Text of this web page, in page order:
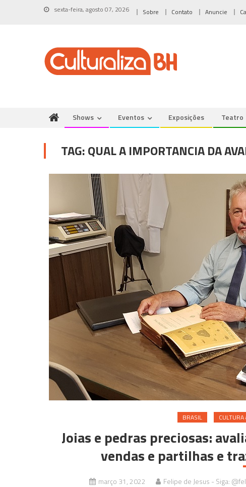
sexta-feira, agosto 07, 2026 Sobre Contato Anuncie
Shows Eventos Exposições Teatro
TAG:QUAL A IMPORTANCIA DA
BRASIL
Joias e pedras preciosas:
vendas e partilhas e
março 31, 2022 Felipe de Jesus - Siga: